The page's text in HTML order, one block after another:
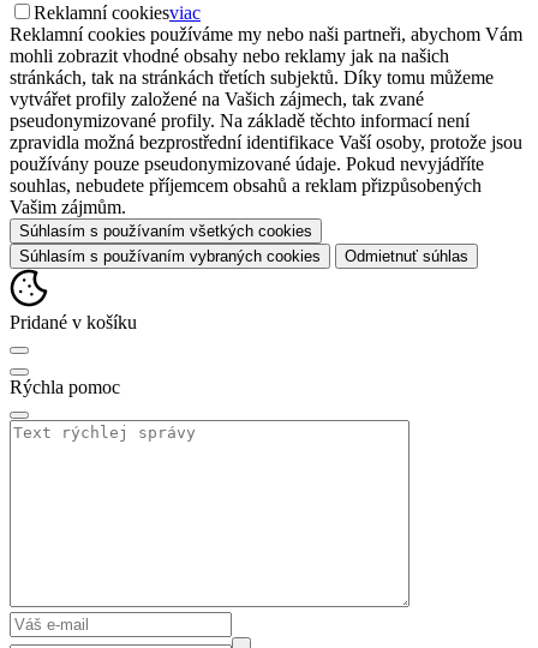
Reklamní cookiesviac
Reklamní cookies používáme my nebo naši partneři, abychom Vám
mohli zobrazit vhodné obsahy nebo reklamy jak na našich
stránkách, tak na stránkách třetích subjektů. Díky tomu můžeme
vytvářet profily založené na Vašich zájmech, tak zvané
pseudonymizované profily. Na základě těchto informací není
zpravidla možná bezprostřední identifikace Vaší osoby, protože jsou
používány pouze pseudonymizované údaje. Pokud nevyjádříte
souhlas, nebudete příjemcem obsahů a reklam přizpůsobených
Vašim zájmům.
Súhlasím s používaním všetkých cookies
Súhlasím s používaním vybraných cookies
Odmietnuť súhlas
Pridané v košíku
Rýchla pomoc